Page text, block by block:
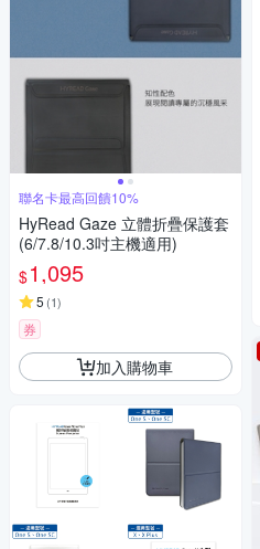
聯名卡最高回饋10%
HyRead Gaze 立體折疊保護套
(6/7.8/10.3吋主機適用)
$1,095
5 (1)
券
加入購物車